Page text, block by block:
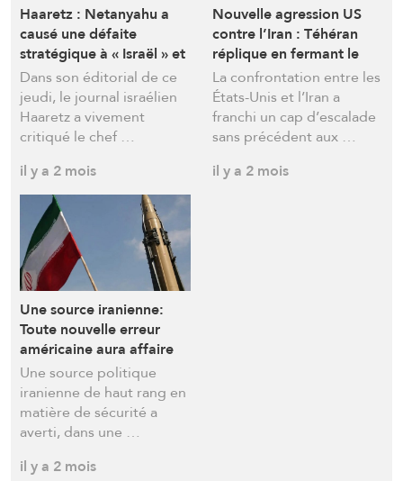
Haaretz : Netanyahu a
causé une défaite
stratégique à « Israël » et
a sapé le soutien
américain
Dans son éditorial de ce
jeudi, le journal israélien
Haaretz a vivement
critiqué le chef …
il y a 2 mois
Nouvelle agression US
contre l’Iran : Téhéran
réplique en fermant le
détroit d’Ormuz et en
ciblant les bases et les
forces US dans plusieurs
pays
La confrontation entre les
États-Unis et l’Iran a
franchi un cap d’escalade
sans précédent aux …
il y a 2 mois
Une source iranienne:
Toute nouvelle erreur
américaine aura affaire
de vastes répercussions
et les prix du pétrole en
parleront
Une source politique
iranienne de haut rang en
matière de sécurité a
averti, dans une …
il y a 2 mois